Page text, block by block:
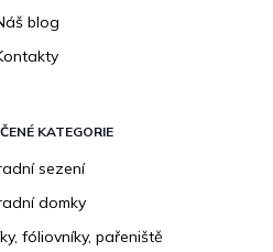
blog
KATEGORIE
sezení
domky
fóliovníky, pařeniště